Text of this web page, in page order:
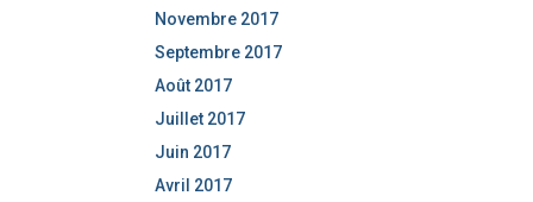
Novembre 2017
Septembre 2017
Août 2017
Juillet 2017
Juin 2017
Avril 2017